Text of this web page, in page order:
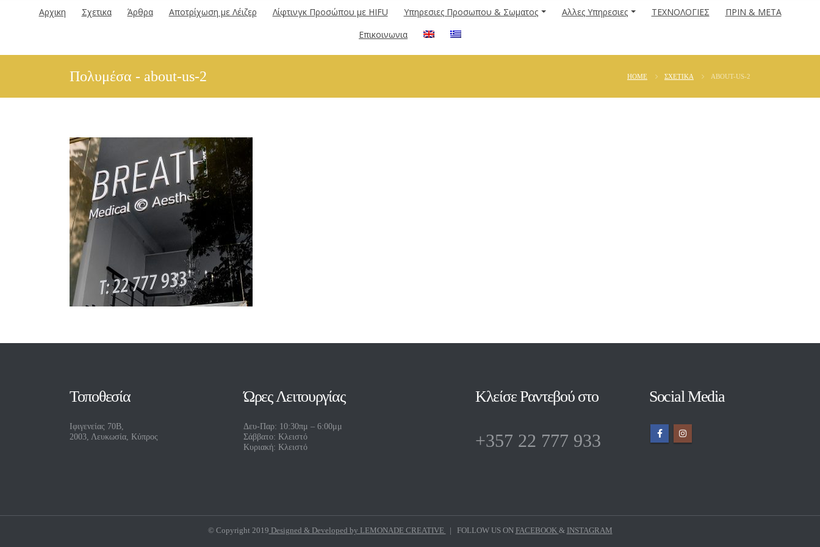
Αρχικη Σχετικα Άρθρα Αποτρίχωση με Λέιζερ Λίφτινγκ Προσώπου με HIFU Υπηρεσιες Προσωπου & Σωματος Αλλες Υπηρεσιες ΤΕΧΝΟΛΟΓΙΕΣ
ΠΡΙΝ & ΜΕΤΑ
Επικοινωνια
Πολυμέσα - about-us-2 HOME ΣΧΕΤΙΚΆ ABOUT-US-2
Τοποθεσία
Ιφιγενείας 70Β,
2003, Λευκωσία, Κύπρος
Ώρες Λειτουργίας
Δευ-Παρ: 10:30πμ – 6:00μμ
Σάββατο: Κλειστό
Κυριακή: Κλειστό
Κλείσε Ραντεβού στο
+357 22 777 933
Social Media
© Copyright 2019 Designed & Developed by LEMONADE CREATIVE | FOLLOW US ON FACEBOOK & INSTAGRAM